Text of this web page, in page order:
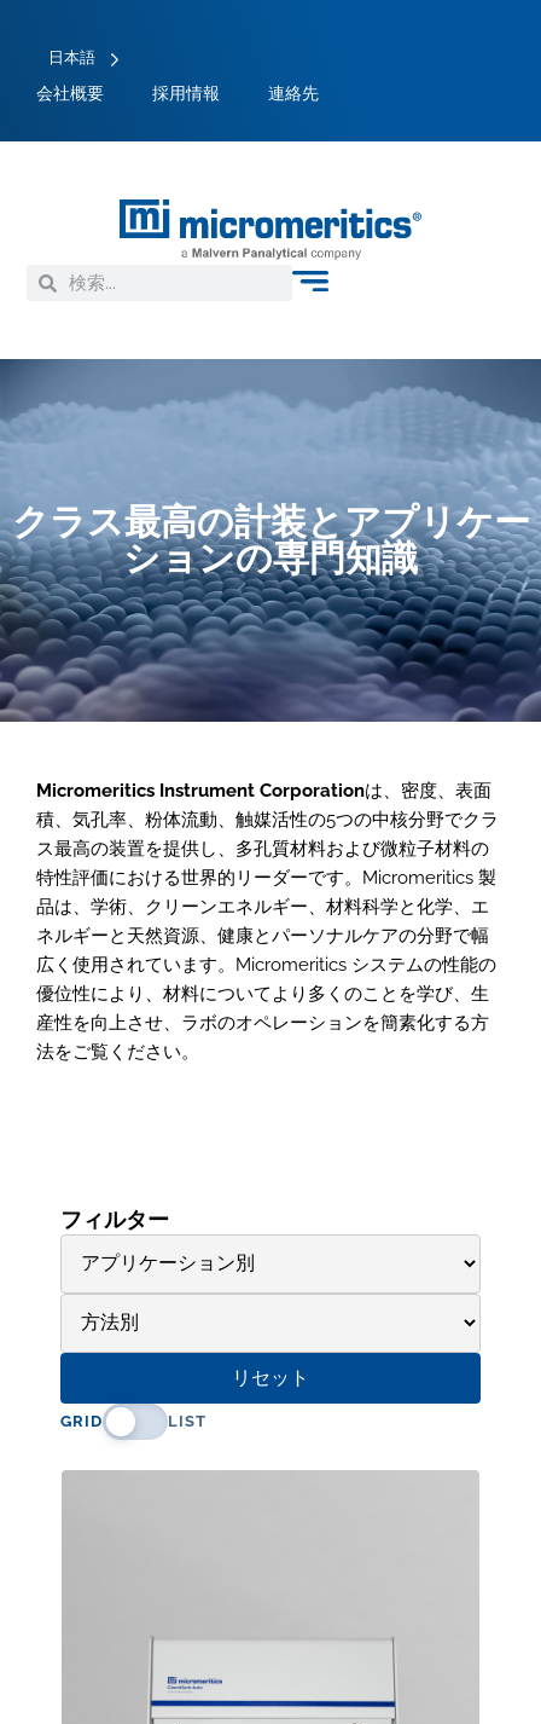
日本語
会社概要 採用情報 連絡先
クラス最高の計装とアプリケー
ションの専門知識
Micromeritics Instrument Corporationは、密度、表面
積、気孔率、粉体流動、触媒活性の5つの中核分野でクラ
ス最高の装置を提供し、多孔質材料および微粒子材料の
特性評価における世界的リーダーです。Micromeritics 製
品は、学術、クリーンエネルギー、材料科学と化学、エ
ネルギーと天然資源、健康とパーソナルケアの分野で幅
広く使用されています。Micromeritics システムの性能の
優位性により、材料についてより多くのことを学び、生
産性を向上させ、ラボのオペレーションを簡素化する方
法をご覧ください。
フィルター
リセット
GRID LIST